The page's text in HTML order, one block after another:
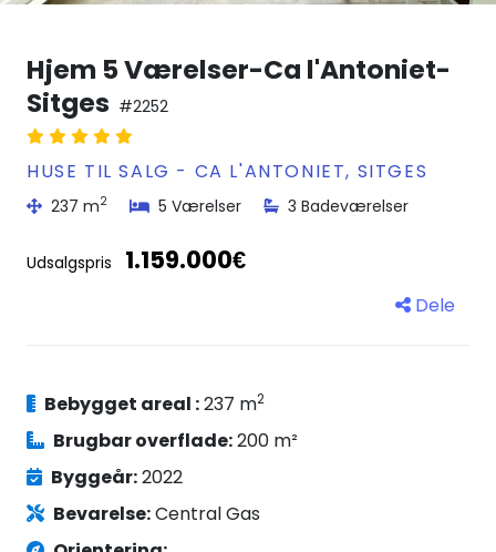
Hjem 5 Værelser-Ca l'Antoniet-
Sitges #2252
HUSE TIL SALG - CA L'ANTONIET, SITGES
237 m2 5 Værelser 3 Badeværelser
Udsalgspris 1.159.000€
Dele
Bebygget areal :237 m2
Brugbar overflade:200 m²
Byggeår:2022
Bevarelse:Central Gas